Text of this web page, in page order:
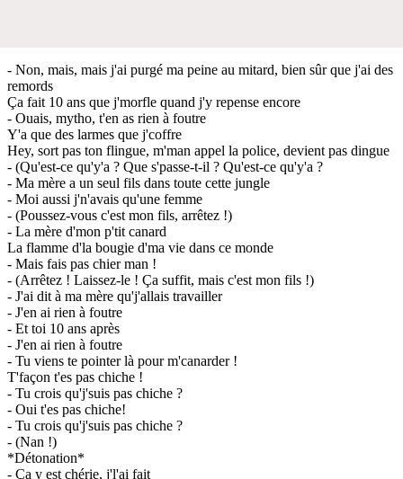
- Non, mais, mais j'ai purgé ma peine au mitard, bien sûr que j'ai des
remords
Ça fait 10 ans que j'morfle quand j'y repense encore
- Ouais, mytho, t'en as rien à foutre
Y'a que des larmes que j'coffre
Hey, sort pas ton flingue, m'man appel la police, devient pas dingue
- (Qu'est-ce qu'y'a ? Que s'passe-t-il ? Qu'est-ce qu'y'a ?
- Ma mère a un seul fils dans toute cette jungle
- Moi aussi j'n'avais qu'une femme
- (Poussez-vous c'est mon fils, arrêtez !)
- La mère d'mon p'tit canard
La flamme d'la bougie d'ma vie dans ce monde
- Mais fais pas chier man !
- (Arrêtez ! Laissez-le ! Ça suffit, mais c'est mon fils !)
- J'ai dit à ma mère qu'j'allais travailler
- J'en ai rien à foutre
- Et toi 10 ans après
- J'en ai rien à foutre
- Tu viens te pointer là pour m'canarder !
T'façon t'es pas chiche !
- Tu crois qu'j'suis pas chiche ?
- Oui t'es pas chiche!
- Tu crois qu'j'suis pas chiche ?
- (Nan !)
*Détonation*
- Ça y est chérie, j'l'ai fait